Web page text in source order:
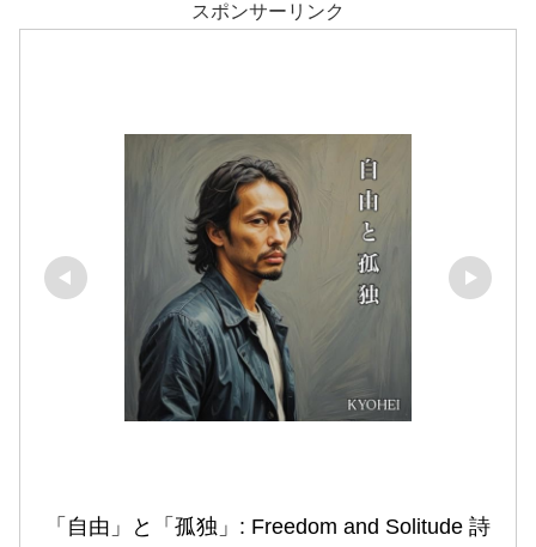
スポンサーリンク
「自由」と「孤独」: Freedom and Solitude 詩